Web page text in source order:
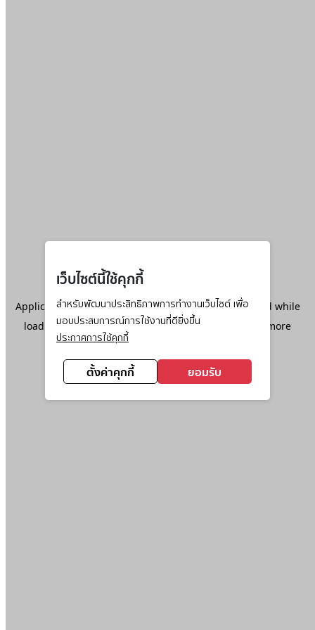
เว็บไซต์นี้ใช้คุกกี้
สำหรับพัฒนาประสิทธิภาพการทำงานเว็บไซต์ เพื่อ
มอบประสบการณ์การใช้งานที่ดียิ่งขึ้น
ประกาศการใช้คุกกี้
ตั้งค่าคุกกี้ ยอมรับ
Application error: aclient-side exception has occurred while
loadingwww.ktc.co.th(see the browser console
for more
information).